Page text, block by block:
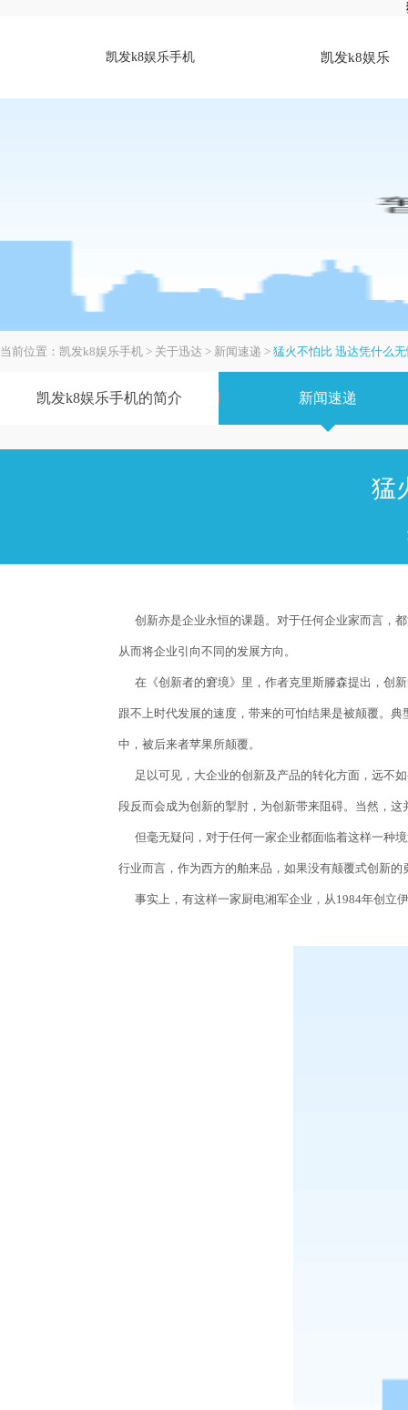
凯发k8娱乐手机 凯发k8娱乐
当前位置： 凯发k8娱乐手机 > 关于迅达 > 新闻速递 > 猛火不怕比 迅达凭什么
凯发k8娱乐手机的简介 新闻速递
猛
创新亦是企业永恒的课题。对于任何企业家而言，
从而将企业引向不同的发展方向。
在《创新者的窘境》里，作者克里斯滕森提出，创
跟不上时代发展的速度，带来的可怕结果是被颠覆。
中，被后来者苹果所颠覆。
足以可见，大企业的创新及产品的转化方面，远不
段反而会成为创新的掣肘，为创新带来阻碍。当然，
但毫无疑问，对于任何一家企业都面临着这样一种
行业而言，作为西方的舶来品，如果没有颠覆式创新
事实上，有这样一家厨电湘军企业，从1984年创立